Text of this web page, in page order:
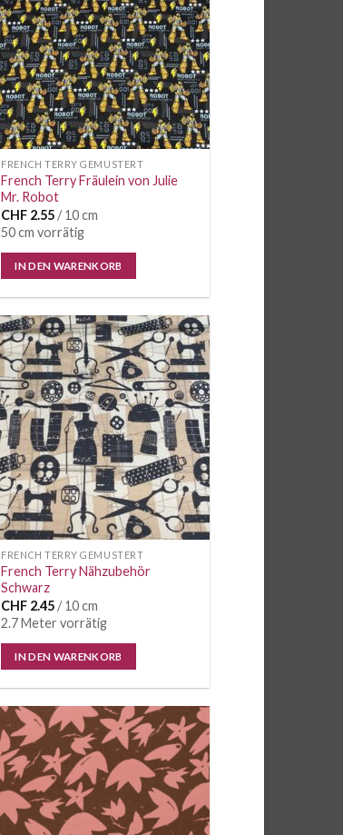
FRENCH TERRY GEMUSTERT
French Terry Fräulein von Julie
Mr. Robot
CHF 2.55/ 10 cm
50 cm vorrätig
IN DEN WARENKORB
Auf die
Wunschliste
FRENCH TERRY GEMUSTERT
French Terry Nähzubehör
Schwarz
CHF 2.45/ 10 cm
2.7 Meter vorrätig
IN DEN WARENKORB
Auf die
Wunschliste